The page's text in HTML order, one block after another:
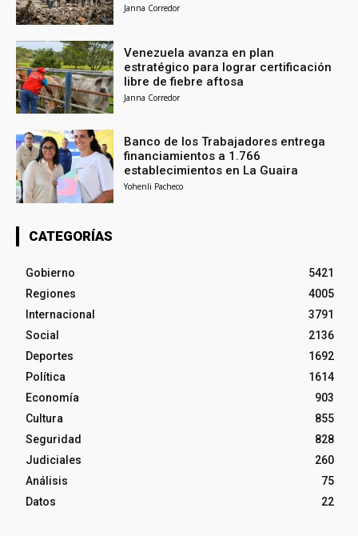
Janna Corredor
Venezuela avanza en plan
estratégico para lograr certificación
libre de fiebre aftosa
Janna Corredor
Banco de los Trabajadores entrega
financiamientos a 1.766
establecimientos en La Guaira
Yohenli Pacheco
CATEGORÍAS
Gobierno
5421
Regiones
4005
Internacional
3791
Social
2136
Deportes
1692
Política
1614
Economía
903
Cultura
855
Seguridad
828
Judiciales
260
Análisis
75
Datos
22